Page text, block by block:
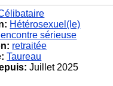
Hétérosexuel(le)
sérieuse
retraitée
Taureau
Juillet 2025